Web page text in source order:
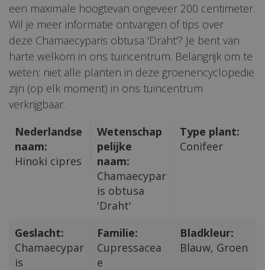
een maximale hoogtevan ongeveer 200 centimeter.
Wil je meer informatie ontvangen of tips over
deze Chamaecyparis obtusa 'Draht'? Je bent van
harte welkom in ons tuincentrum. Belangrijk om te
weten: niet alle planten in deze groenencyclopedie
zijn (op elk moment) in ons tuincentrum
verkrijgbaar.
Nederlandse
naam:
Hinoki cipres
Wetenschap
pelijke
naam:
Chamaecypar
is obtusa
'Draht'
Type plant:
Conifeer
Geslacht:
Chamaecypar
is
Familie:
Cupressacea
e
Bladkleur:
Blauw, Groen